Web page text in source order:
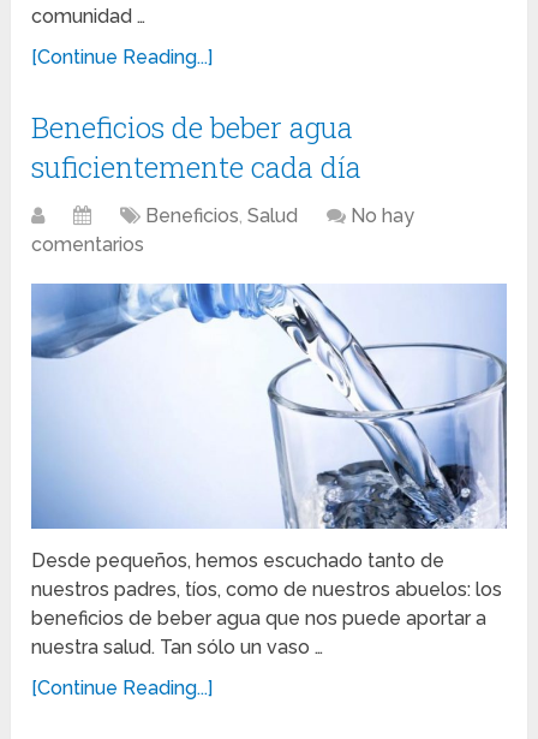
comunidad …
[Continue Reading...]
Beneficios de beber agua
suficientemente cada día
Beneficios,Salud
No hay
comentarios
Desde pequeños, hemos escuchado tanto de
nuestros padres, tíos, como de nuestros abuelos: los
beneficios de beber agua que nos puede aportar a
nuestra salud. Tan sólo un vaso …
[Continue Reading...]